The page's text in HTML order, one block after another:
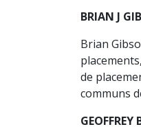
BRIAN J
Brian
de
communs
GEOFFREY